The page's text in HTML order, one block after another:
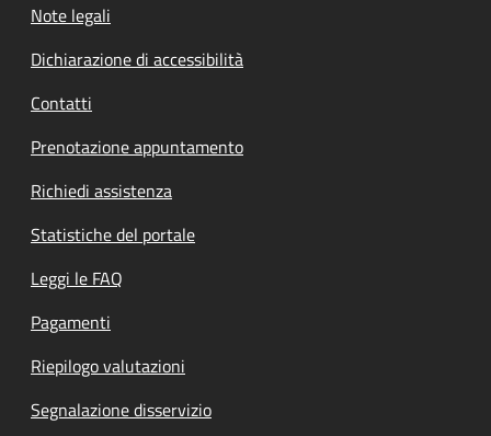
Note legali
Dichiarazione di accessibilità
Contatti
Prenotazione appuntamento
Richiedi assistenza
Statistiche del portale
Leggi le FAQ
Pagamenti
Riepilogo valutazioni
Segnalazione disservizio